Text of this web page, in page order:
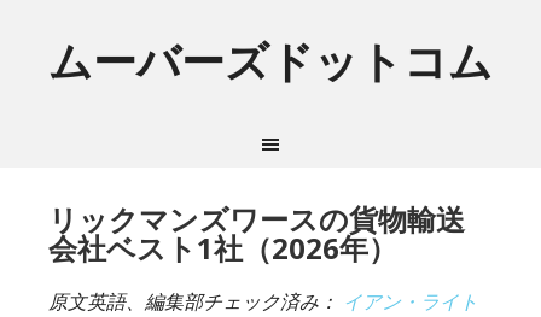
ムーバーズドットコム
リックマンズワースの貨物輸送
会社ベスト1社（2026年）
原文英語、編集部チェック済み： イアン・ライト